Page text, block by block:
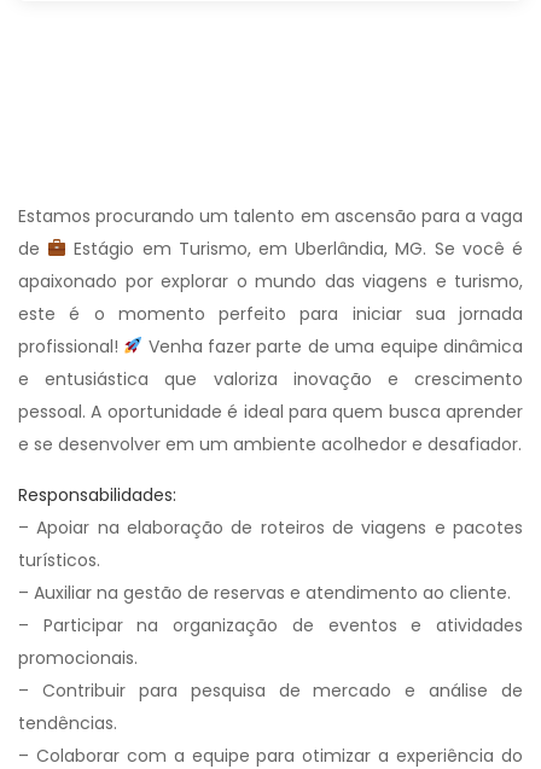
Estamos procurando um talento em ascensão para a vaga
de
Estágio em Turismo, em Uberlândia, MG. Se você é
apaixonado por explorar o mundo das viagens e turismo,
este é o momento perfeito para iniciar sua jornada
profissional!
Venha fazer parte de uma equipe dinâmica
e entusiástica que valoriza inovação e crescimento
pessoal. A oportunidade é ideal para quem busca aprender
e se desenvolver em um ambiente acolhedor e desafiador.
Responsabilidades:
– Apoiar na elaboração de roteiros de viagens e pacotes
turísticos.
– Auxiliar na gestão de reservas e atendimento ao cliente.
– Participar na organização de eventos e atividades
promocionais.
– Contribuir para pesquisa de mercado e análise de
tendências.
– Colaborar com a equipe para otimizar a experiência do